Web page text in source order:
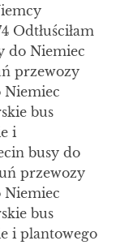
Odtłuściłam
do Niemiec
przewozy
Niemiec
bus
i
busy do
przewozy
Niemiec
bus
i plantowego